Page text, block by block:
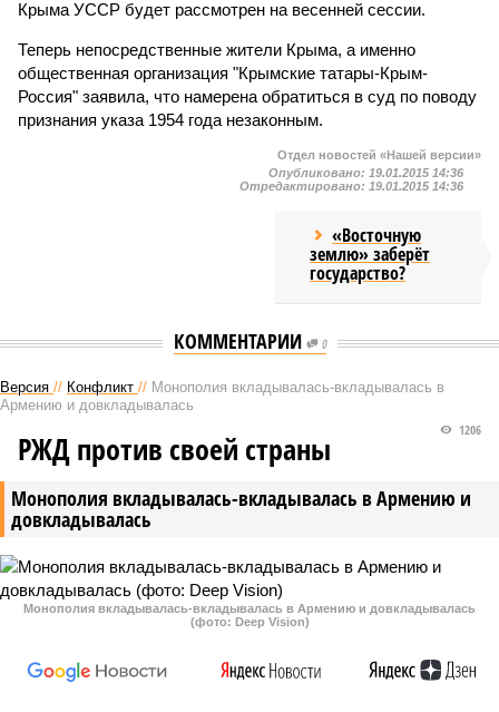
Крыма УССР будет рассмотрен на весенней сессии.
Теперь непосредственные жители Крыма, а именно
общественная организация "Крымские татары-Крым-
Россия" заявила, что намерена обратиться в суд по поводу
признания указа 1954 года незаконным.
Отдел новостей «Нашей версии»
Опубликовано: 19.01.2015 14:36
Отредактировано: 19.01.2015 14:36
«Восточную
землю» заберёт
государство?
КОММЕНТАРИИ 0
Версия // Конфликт // Монополия вкладывалась-вкладывалась в
Армению и довкладывалась
Монополия вкладывалась-вкладывалась в Армению и
довкладывалась
1206
РЖД против своей страны
Монополия вкладывалась-вкладывалась в Армению и довкладывалась
(фото: Deep Vision)